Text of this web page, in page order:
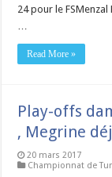
24 pour le
…
Read More »
Play-offs
, Megrine
20 mars 2017
Championnat de